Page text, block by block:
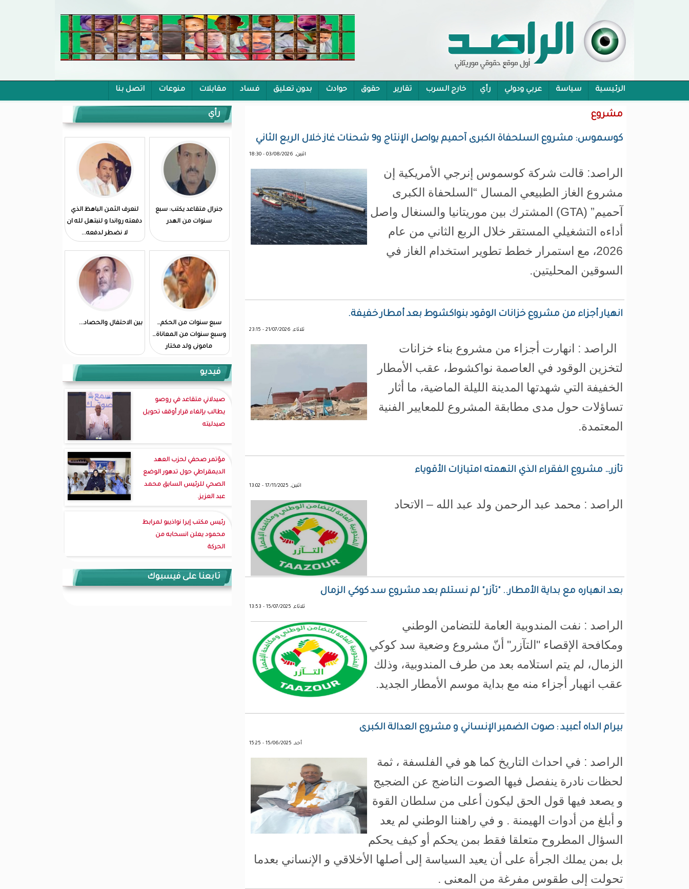
الرئيسية سياسة عربي ودولي رأي خارج السرب تقارير حقوق حوادث بدون تعليق فساد مقابلات منوعات اتصل بنا
محام:قانون حماية الرموز تفوح منه رائحة الاحكام الشمولية
مشروع
كوسموس: مشروع السلحفاة الكبرى آحميم يواصل الإنتاج و9 شحنات غاز خلال الربع الثاني
اثنين, 03/08/2026 - 18:30
الراصد: قالت شركة كوسموس إنرجي الأمريكية إن
مشروع الغاز الطبيعي المسال “السلحفاة الكبرى
آحميم” (GTA) المشترك بين موريتانيا والسنغال واصل
أداءه التشغيلي المستقر خلال الربع الثاني من عام
2026، مع استمرار خطط تطوير استخدام الغاز في
السوقين المحليتين.
انهيار أجزاء من مشروع خزانات الوقود بنواكشوط بعد أمطار خفيفة.
ثلاثاء, 21/07/2026 - 23:15
الراصد : انهارت أجزاء من مشروع بناء خزانات
لتخزين الوقود في العاصمة نواكشوط، عقب الأمطار
الخفيفة التي شهدتها المدينة الليلة الماضية، ما أثار
تساؤلات حول مدى مطابقة المشروع للمعايير الفنية
المعتمدة.
تأزر… مشروع الفقراء الذي التهمته امتيازات الأقوياء
اثنين, 17/11/2025 - 13:02
الراصد : محمد عبد الرحمن ولد عبد الله – الاتحاد
بعد انهياره مع بداية الأمطار.. "تآزر" لم نستلم بعد مشروع سد كوكي الزمال
ثلاثاء, 15/07/2025 - 13:53
الراصد : نفت المندوبية العامة للتضامن الوطني
ومكافحة الإقصاء "التآزر" أنّ مشروع وضعية سد كوكي
الزمال، لم يتم استلامه بعد من طرف المندوبية، وذلك
عقب انهيار أجزاء منه مع بداية موسم الأمطار الجديد.
بيرام الداه أعبيد : صوت الضمير الإنساني و مشروع العدالة الكبرى
أحد, 15/06/2025 - 15:25
الراصد : في احداث التاريخ كما هو في الفلسفة ، ثمة
لحظات نادرة ينفصل فيها الصوت الناضج عن الضجيج
و يصعد فيها قول الحق ليكون أعلى من سلطان القوة
و أبلغ من أدوات الهيمنة . و في راهننا الوطني لم يعد
السؤال المطروح متعلقا فقط بمن يحكم أو كيف يحكم
بل بمن يملك الجرأة على أن يعيد السياسة إلى أصلها الأخلاقي و الإنساني بعدما
تحولت إلى طقوس مفرغة من المعنى .
رأي
جنرال متقاعد يكتب: سبع
سنوات من الهدر
لنعرف الثمن الباهظ الذي
دفعته رواندا و لنبتهل لله ان
لا نضطر لدفعه...
سبع سنوات من الحكم…
وسبع سنوات من المعاناة…
مامونى ولد مختار
بين الاحتفال والحصاد...
فيديو
صيدلاني متقاعد في روصو
يطالب بإلغاء قرار أوقف تحويل
صيدليته
مؤتمر صحفي لحزب العهد
الديمقراطي حول تدهور الوضع
الصحي للرئيس السابق محمد
عبد العزيز.
رئيس مكتب إيرا نواذيبو لمرابط
محمود يعلن انسحابه من
الحركة
تابعنا على فيسبوك